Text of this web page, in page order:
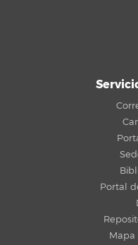
Portal
Mapa